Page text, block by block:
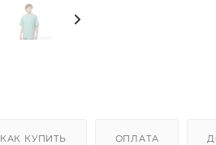
КАК КУПИТЬ ОПЛАТА